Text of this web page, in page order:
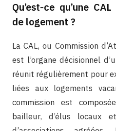
Qu’est-ce qu’une
de logement ?
La CAL, ou Commission
est l’organe décisionnel
réunit régulièrement pour
liées aux logements
commission est
bailleur, d’élus locaux